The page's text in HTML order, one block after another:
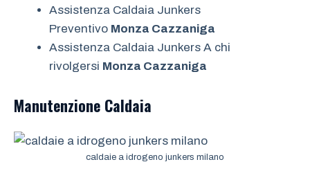
Assistenza Caldaia Junkers
Preventivo Monza Cazzaniga
Assistenza Caldaia Junkers A chi
rivolgersi Monza Cazzaniga
Manutenzione Caldaia
caldaie a idrogeno junkers milano